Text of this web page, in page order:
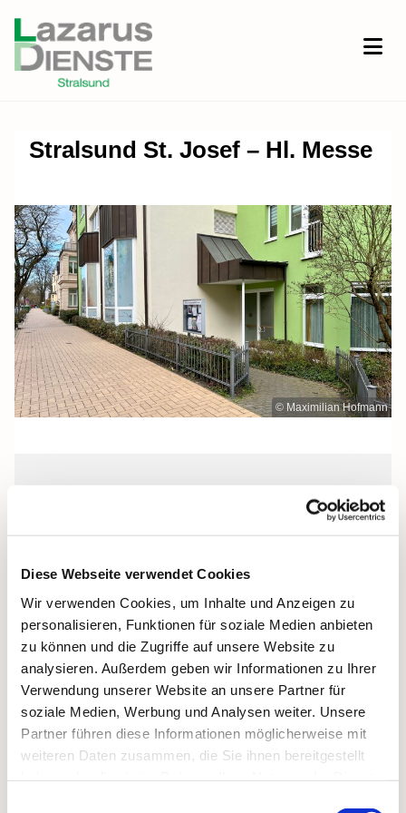
Diese Webseite verwendet Cookies
Wir verwenden Cookies, um Inhalte und Anzeigen zu
personalisieren, Funktionen für soziale Medien anbieten
zu können und die Zugriffe auf unsere Website zu
analysieren. Außerdem geben wir Informationen zu Ihrer
Verwendung unserer Website an unsere Partner für
soziale Medien, Werbung und Analysen weiter. Unsere
Partner führen diese Informationen möglicherweise mit
weiteren Daten zusammen, die Sie ihnen bereitgestellt
Stralsund St. Josef – Hl. Messe
© Maximilian Hofmann
Mittwoch, 29. September 2027, 17:00
Uhr
St. Josef, Stralsund, Jungfernstieg 3A,
18437 Stralsund